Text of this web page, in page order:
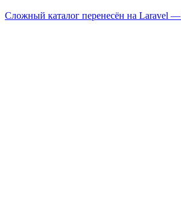
Сложный каталог перенесён на Laravel —